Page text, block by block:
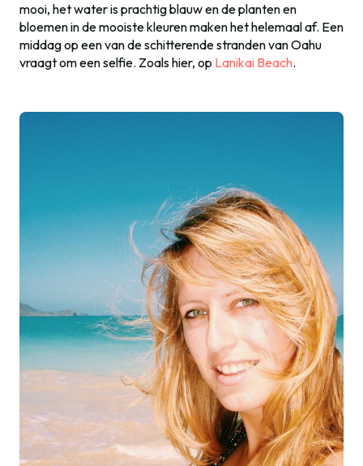
mooi, het water is prachtig blauw en de planten en
bloemen in de mooiste kleuren maken het helemaal af. Een
middag op een van de schitterende stranden van Oahu
vraagt om een selfie. Zoals hier, op Lanikai Beach.